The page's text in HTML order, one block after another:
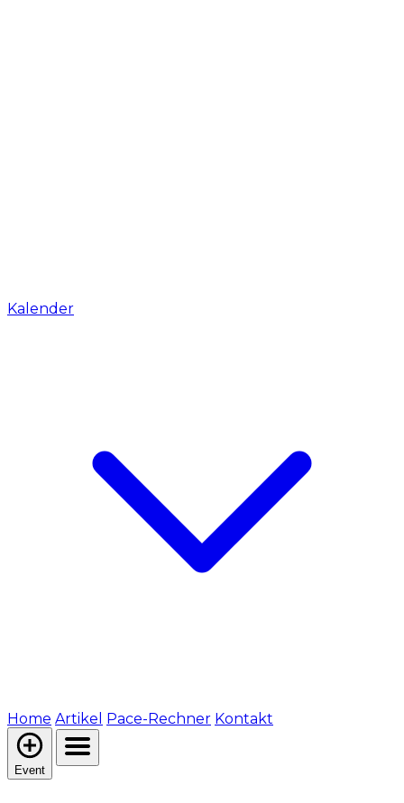
Kalender
Home Artikel Pace-Rechner Kontakt
Event